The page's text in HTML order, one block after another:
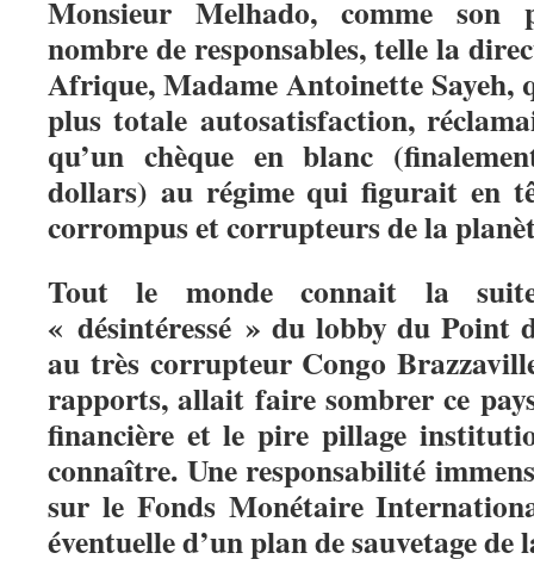
Monsieur Melhado, comme son
nombre de responsables, telle la
Afrique, Madame Antoinette Sayeh,
plus totale autosatisfaction,
qu’un chèque en blanc
dollars) au régime qui figurait en
corrompus et corrupteurs de la
Tout le monde connait la
« désintéressé » du lobby du Point
au très corrupteur Congo
rapports, allait faire sombrer ce
financière et le pire pillage
connaître. Une responsabilité
sur le Fonds Monétaire
éventuelle d’un plan de sauvetage